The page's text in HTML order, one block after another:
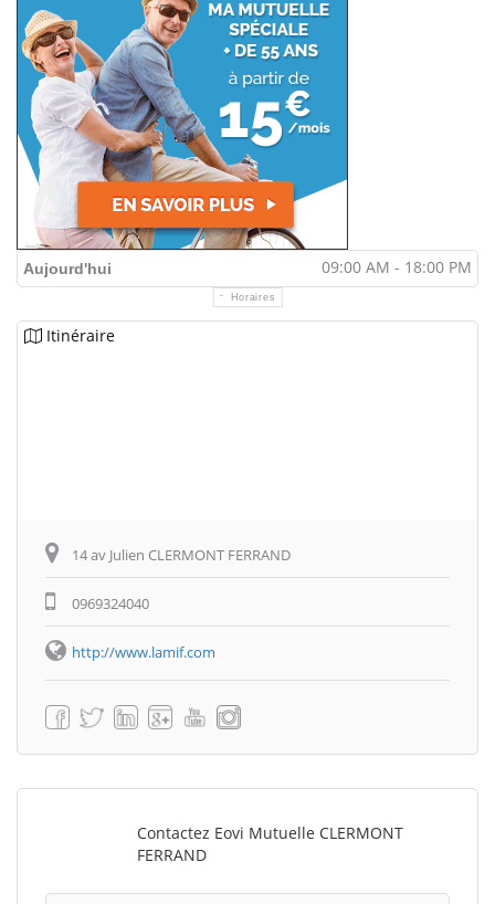
Aujourd'hui 09:00 AM - 18:00 PM
Horaires
Itinéraire
14 av Julien CLERMONT FERRAND
0969324040
http://www.lamif.com
Contactez Eovi Mutuelle CLERMONT
FERRAND